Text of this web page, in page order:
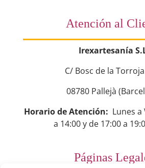
Atención al
Irexartesanía
C/ Bosc de la
08780 Pallejà
Horario de Atención: Lunes a
a 14:00 y de 17:00 a
Páginas